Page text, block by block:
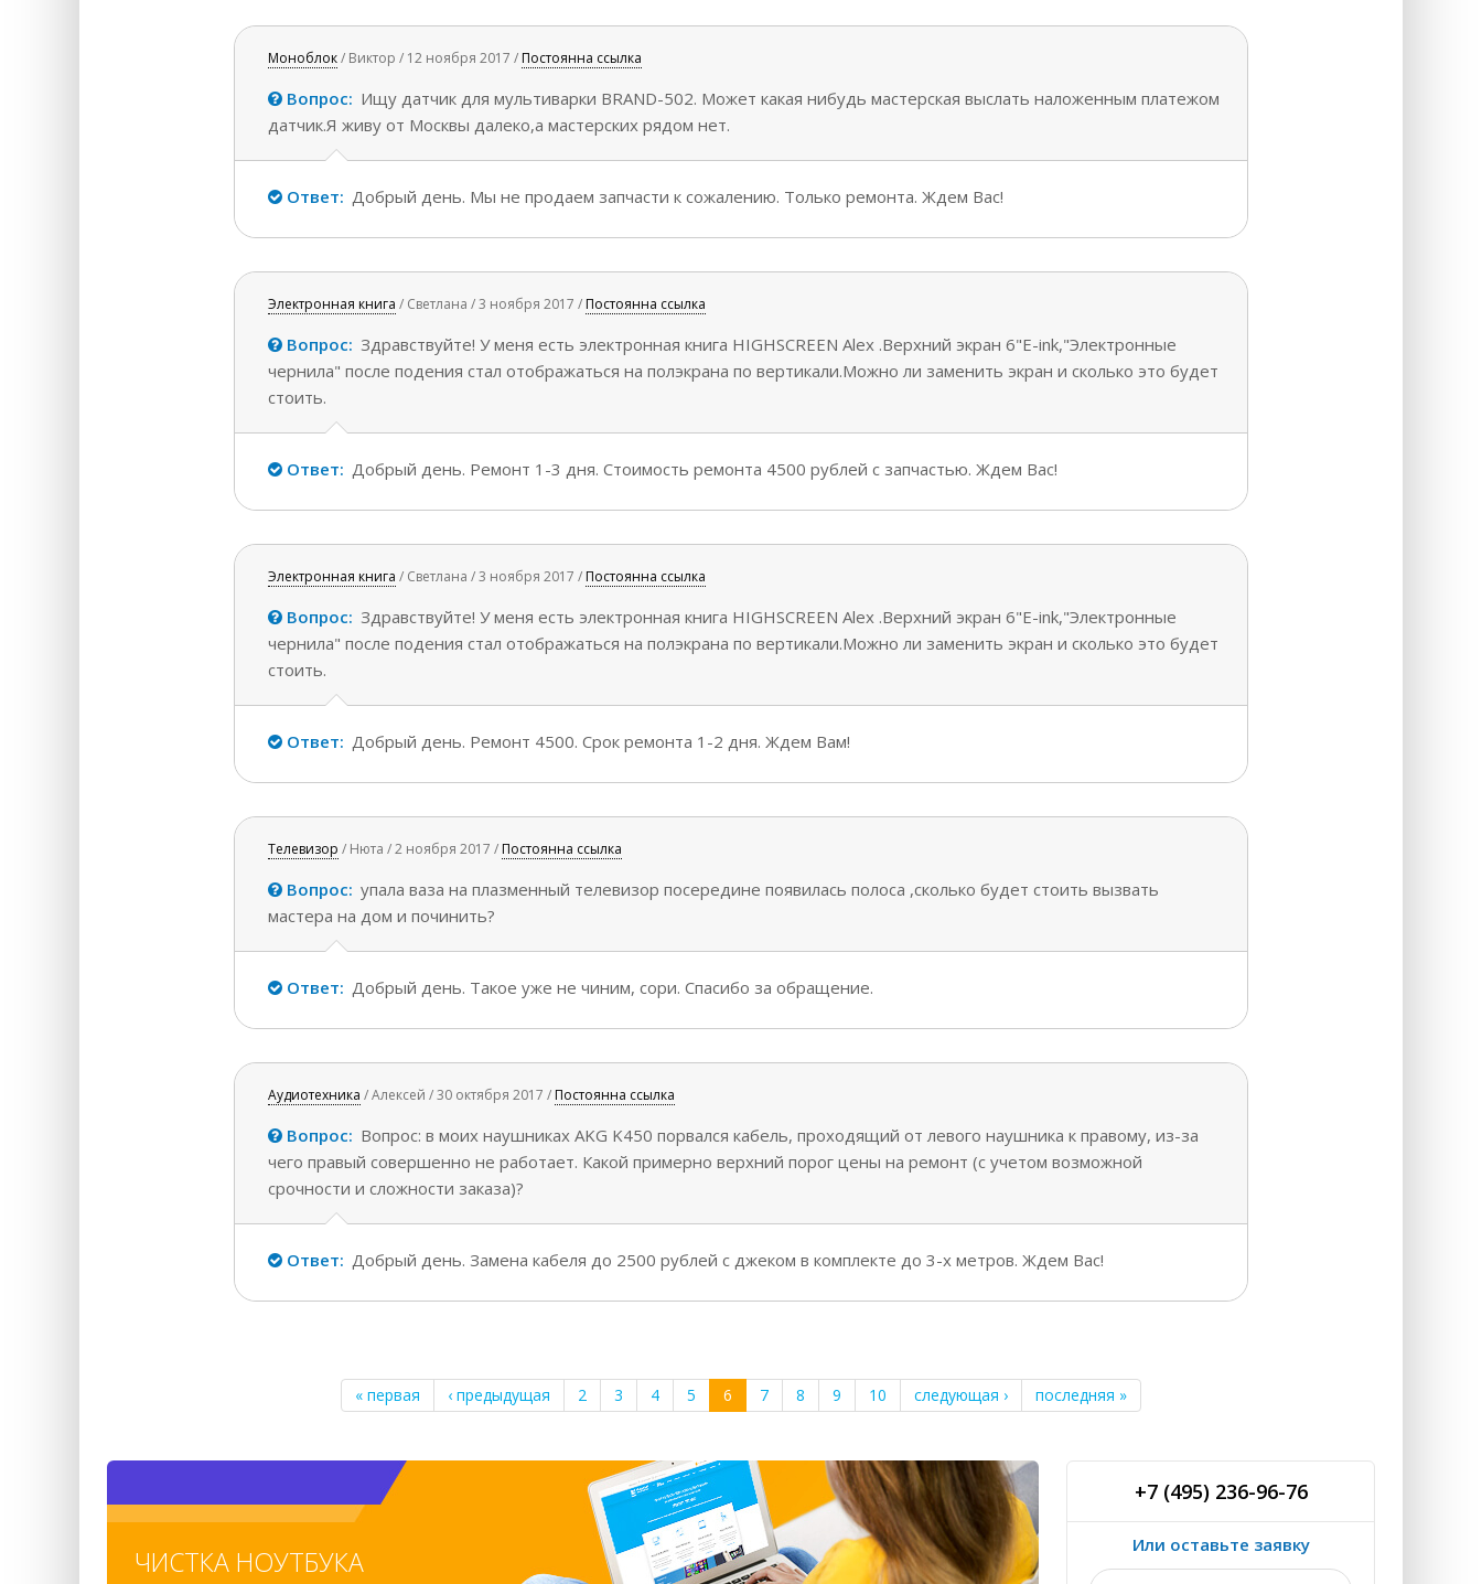
Моноблок/ Виктор / 12 ноября 2017 /Постоянна ссылка
Вопрос: Ищу датчик для мультиварки BRAND-502. Может какая нибудь мастерская выслать наложенным платежом
датчик.Я живу от Москвы далеко,а мастерских рядом нет.
Ответ: Добрый день. Мы не продаем запчасти к сожалению. Только ремонта. Ждем Вас!
Электронная книга / Светлана / 3 ноября 2017 /Постоянна ссылка
Вопрос: Здравствуйте! У меня есть электронная книга HIGHSCREEN Alex .Верхний экран 6"E-ink,"Электронные
чернила" после подения стал отображаться на полэкрана по вертикали.Можно ли заменить экран и сколько это будет
стоить.
Ответ: Добрый день. Ремонт 1-3 дня. Стоимость ремонта 4500 рублей с запчастью. Ждем Вас!
Электронная книга / Светлана / 3 ноября 2017 /Постоянна ссылка
Вопрос: Здравствуйте! У меня есть электронная книга HIGHSCREEN Alex .Верхний экран 6"E-ink,"Электронные
чернила" после подения стал отображаться на полэкрана по вертикали.Можно ли заменить экран и сколько это будет
стоить.
Ответ: Добрый день. Ремонт 4500. Срок ремонта 1-2 дня. Ждем Вам!
Телевизор / Нюта / 2 ноября 2017 /Постоянна ссылка
Вопрос: упала ваза на плазменный телевизор посередине появилась полоса ,сколько будет стоить вызвать
мастера на дом и починить?
Ответ: Добрый день. Такое уже не чиним, сори. Спасибо за обращение.
Аудиотехника / Алексей / 30 октября 2017 /Постоянна ссылка
Вопрос: Вопрос: в моих наушниках AKG K450 порвался кабель, проходящий от левого наушника к правому, из-за
чего правый совершенно не работает. Какой примерно верхний порог цены на ремонт (с учетом возможной
срочности и сложности заказа)?
Ответ: Добрый день. Замена кабеля до 2500 рублей с джеком в комплекте до 3-х метров. Ждем Вас!
« первая ‹ предыдущая 2 3 4 5 6 7 8 9 10 следующая › последняя »
+7 (495) 236-96-76
Или оставьте заявку
Ваше
ЧИСТКА НОУТБУКА